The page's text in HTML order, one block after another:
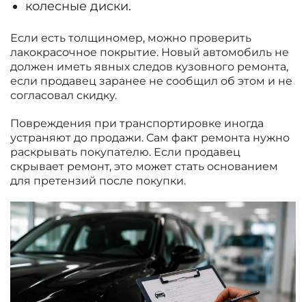
колесные диски.
Если есть толщиномер, можно проверить
лакокрасочное покрытие. Новый автомобиль не
должен иметь явных следов кузовного ремонта,
если продавец заранее не сообщил об этом и не
согласовал скидку.
Повреждения при транспортировке иногда
устраняют до продажи. Сам факт ремонта нужно
раскрывать покупателю. Если продавец
скрывает ремонт, это может стать основанием
для претензий после покупки.